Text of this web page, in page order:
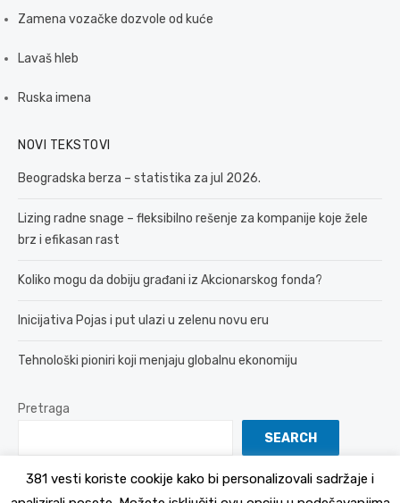
Zamena vozačke dozvole od kuće
Lavaš hleb
Ruska imena
NOVI TEKSTOVI
Beogradska berza – statistika za jul 2026.
Lizing radne snage – fleksibilno rešenje za kompanije koje žele
brz i efikasan rast
Koliko mogu da dobiju građani iz Akcionarskog fonda?
Inicijativa Pojas i put ulazi u zelenu novu eru
Tehnološki pioniri koji menjaju globalnu ekonomiju
Pretraga
SEARCH
381 vesti koriste cookije kako bi personalizovali sadržaje i